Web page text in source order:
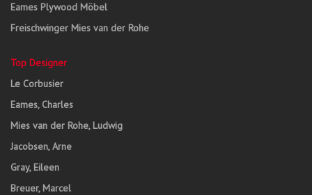
Eames Plywood Möbel
Freischwinger Mies van der Rohe
Top Designer
Le Corbusier
Eames, Charles
Mies van der Rohe, Ludwig
Jacobsen, Arne
Gray, Eileen
Breuer, Marcel